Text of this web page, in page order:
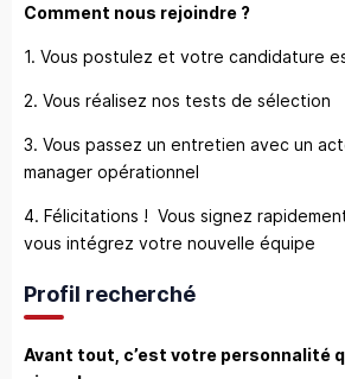
Comment nous rejoindre ?
1. Vous postulez et votre candidature
2. Vous réalisez nos tests de sélection
3. Vous passez un entretien avec un
manager opérationnel
4. Félicitations ! Vous signez
vous intégrez votre nouvelle équipe
Profil recherché
Avant tout, c’est votre personnalité